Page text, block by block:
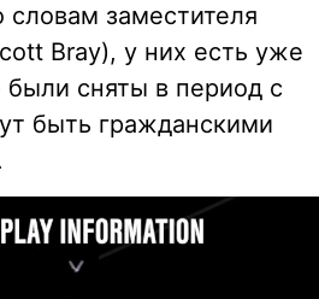
заместителя
Bray), у них есть уже
сняты в период с
быть гражданскими